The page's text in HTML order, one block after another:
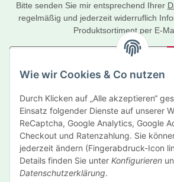
Wie wir Cookies & Co nutzen
Durch Klicken auf „Alle akzeptieren“
Einsatz folgender Dienste auf unserer
ReCaptcha, Google Analytics, Google
Checkout und Ratenzahlung. Sie
jederzeit ändern (Fingerabdruck-Icon
Details finden Sie unter Konfigurieren
Datenschutzerklärung.
Bitte senden Sie mir entsprechend Ihrer
regelmäßig und jederzeit widerruflich
Produktsortiment per E-
Newsletter Abonnieren
Informationen
Gesetzliche Informationen
Hersteller